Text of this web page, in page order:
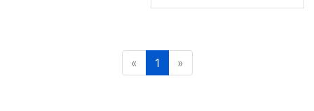
磨砂、触感、可擦写等材质，需
立体感，清晰还原原印刷物的鲜
艳色彩，具有防水防尘防污染的
« 1 »